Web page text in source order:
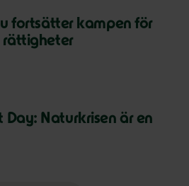
fortsätter kampen för
rättigheter
Day: Naturkrisen är en